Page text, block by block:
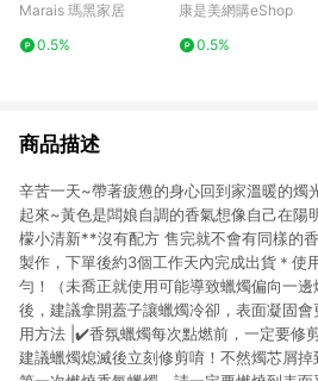
Marais 瑪黑家居
0.5%
康是美網購eShop
0.5%
商品描述
辛苦一天~帶著疲憊的身心回到家溫暖的燭
起來~黃色是闆娘自調的香氣想像自己在
檬小清新**沒有配方 售完就不會有同樣的
製作，下單後約3個工作天內完成出貨＊使
勻！（未喬正就使用可能導致蠟燭偏向一
後，建議拿開蓋子讓蠟燭冷卻，表面凝固
用方法 |✔️香氛蠟燭每次點燃前，一定要修
建議蠟燭熄滅後立刻修剪唷！不然燭芯屑